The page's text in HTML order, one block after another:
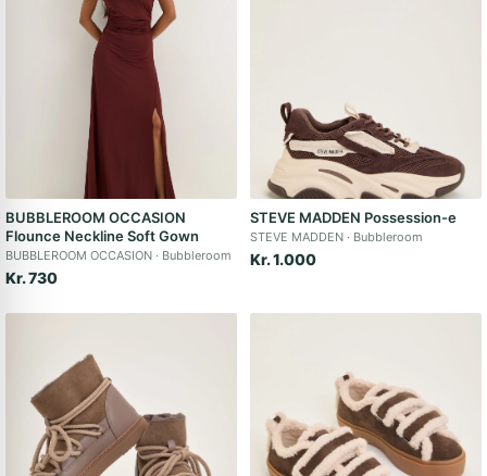
BUBBLEROOM OCCASION
Flounce Neckline Soft Gown
BUBBLEROOM OCCASION Bubbleroom
Kr. 730
STEVE MADDEN Possession-e
STEVE MADDEN Bubbleroom
Kr. 1.000